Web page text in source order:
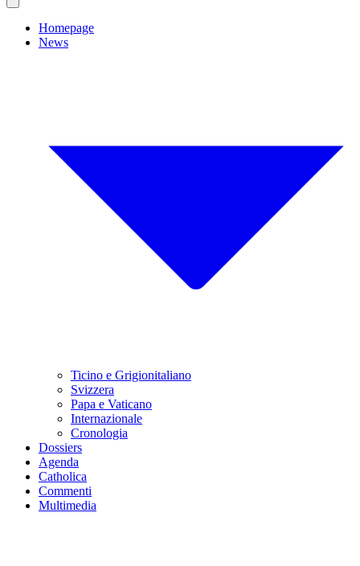
Homepage
News
Ticino e Grigionitaliano
Svizzera
Papa e Vaticano
Internazionale
Cronologia
Dossiers
Agenda
Catholica
Commenti
Multimedia